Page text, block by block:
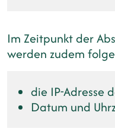
Im Zeitpunkt der
werden zudem
die IP-Adresse
Datum und